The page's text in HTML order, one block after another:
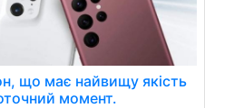
що має найвищу якість
момент.